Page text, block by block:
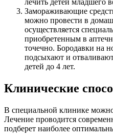
лечить детей младшего
Замораживающие
можно провести в
осуществляется
приобретенным в
точечно. Бородавки на
подсыхают и
детей до 4 лет.
Клинические
В специальной клинике
Лечение проводится
подберет наиболее